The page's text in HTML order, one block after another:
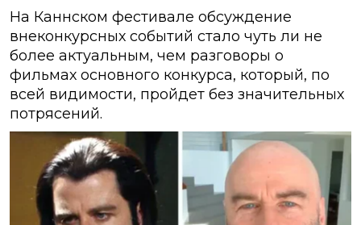
На Каннском фестивале обсуждение
внеконкурсных событий стало чуть ли не
более актуальным, чем разговоры о
фильмах основного конкурса, который, по
всей видимости, пройдет без значительных
потрясений.